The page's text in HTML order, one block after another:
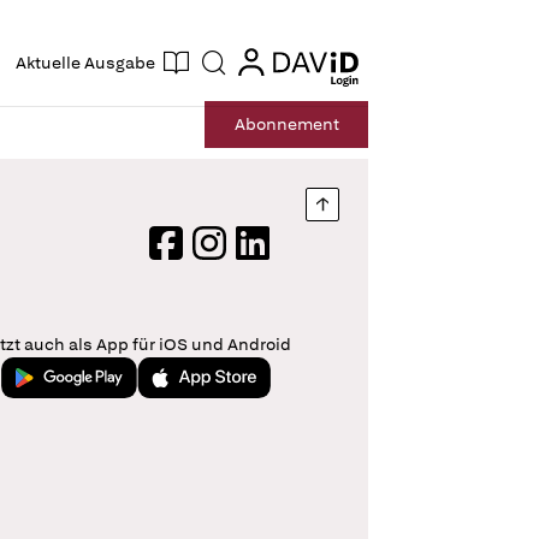
Aktuelle Ausgabe Suche login
login
Abonnement
Nach oben springen
FacebookInstagram
LinkedIn
auch als App für iOS und Android
Jetzt bei Google PlayLaden im App Store